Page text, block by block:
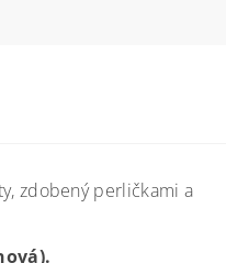
zdobený perličkami a